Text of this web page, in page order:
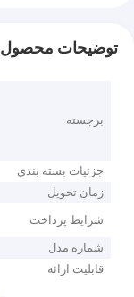
توضیحات محصول
برجسته
جزئیات بسته بندی
زمان تحویل
شرایط پرداخت
شماره مدل
قابلیت ارائه